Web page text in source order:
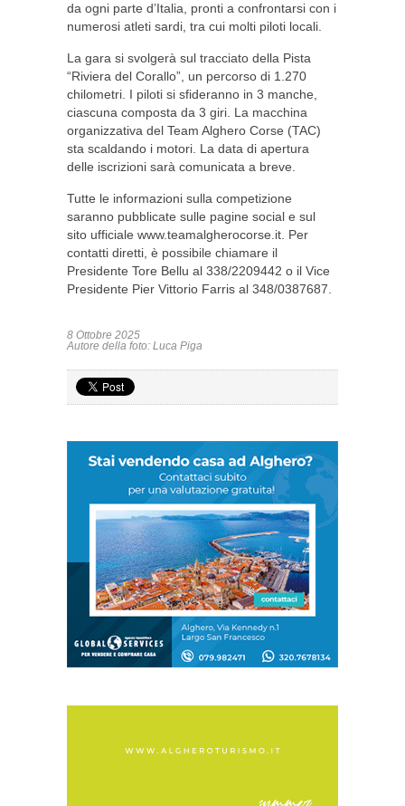
da ogni parte d’Italia, pronti a confrontarsi con i
numerosi atleti sardi, tra cui molti piloti locali.
La gara si svolgerà sul tracciato della Pista
“Riviera del Corallo”, un percorso di 1.270
chilometri. I piloti si sfideranno in 3 manche,
ciascuna composta da 3 giri. La macchina
organizzativa del Team Alghero Corse (TAC)
sta scaldando i motori. La data di apertura
delle iscrizioni sarà comunicata a breve.
Tutte le informazioni sulla competizione
saranno pubblicate sulle pagine social e sul
sito ufficiale www.teamalgherocorse.it. Per
contatti diretti, è possibile chiamare il
Presidente Tore Bellu al 338/2209442 o il Vice
Presidente Pier Vittorio Farris al 348/0387687.
8 Ottobre 2025
Autore della foto: Luca Piga